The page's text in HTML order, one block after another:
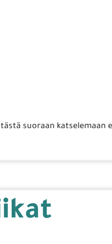
suoraan katselemaan